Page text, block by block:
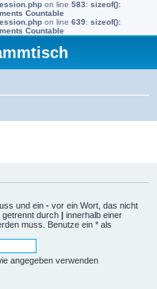
on line 583: sizeof():
Countable
on line 639: sizeof():
Countable
und ein - vor ein Wort, das nicht
getrennt durch | innerhalb einer
muss. Benutze ein * als
angegeben verwenden